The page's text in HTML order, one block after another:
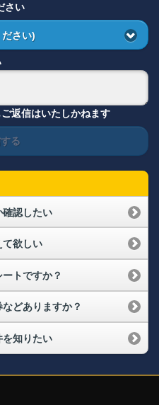
さい
さい)
返信はいたしかねます
る
確認したい
て欲しい
トですか？
どありますか？
を知りたい